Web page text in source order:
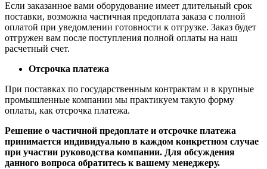
Если заказанное вами оборудование имеет длительный срок
поставки, возможна частичная предоплата заказа с полной
оплатой при уведомлении готовности к отгрузке. Заказ будет
отгружен вам после поступления полной оплаты на наш
расчетный счет.
Отсрочка платежа
При поставках по государственным контрактам и в крупные
промышленные компании мы практикуем такую форму
оплаты, как отсрочка платежа.
Решение о частичной предоплате и отсрочке платежа
принимается индивидуально в каждом конкретном случае
при участии руководства компании. Для обсуждения
данного вопроса обратитесь к вашему менеджеру.